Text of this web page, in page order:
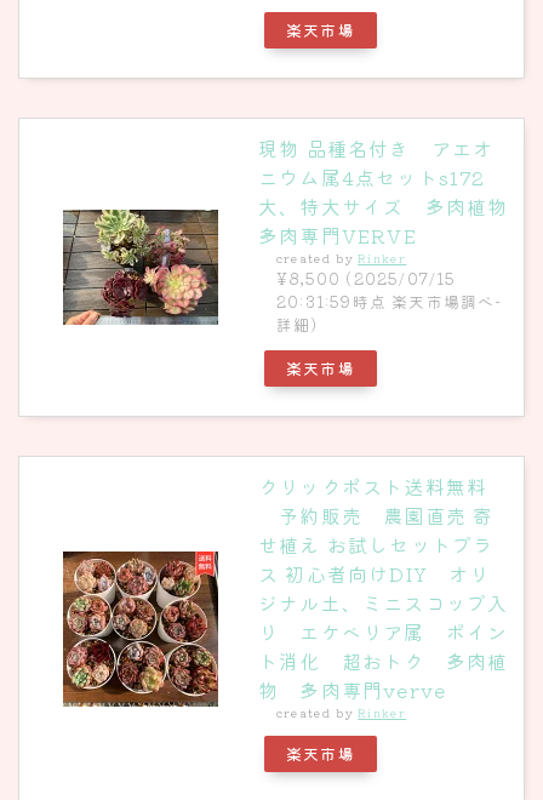
楽天市場
現物 品種名付き アエオ
ニウム属4点セットs172
大、特大サイズ 多肉植物
多肉専門VERVE
created byRinker
¥8,500 (2025/07/15
20:31:59時点 楽天市場調べ-
詳細)
楽天市場
クリックポスト送料無料
予約販売 農園直売 寄
せ植え お試しセットプラ
ス 初心者向けDIY オリ
ジナル土、ミニスコップ入
り エケベリア属 ポイン
ト消化 超おトク 多肉植
物 多肉専門verve
created byRinker
楽天市場